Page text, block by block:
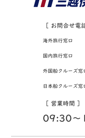
［ お問合せ電
海外旅行窓口
国内旅行窓口
外国船クルーズ窓
日本船クルーズ窓
［ 営業時間 ］
09:30〜